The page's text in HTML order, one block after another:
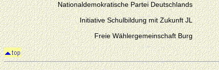
Nationaldemokratische Partei Deutschlands
Initiative Schulbildung mit Zukunft JL
Freie Wählergemeinschaft Burg